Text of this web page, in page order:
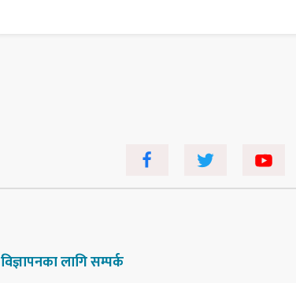
विज्ञापनका लागि सम्पर्क